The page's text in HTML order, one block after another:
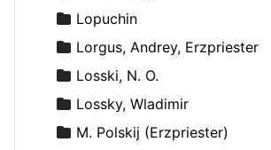
Lopuchin
Lorgus, Andrey, Erzpriester
Losski, N. O.
Lossky, Wladimir
M. Polskij (Erzpriester)